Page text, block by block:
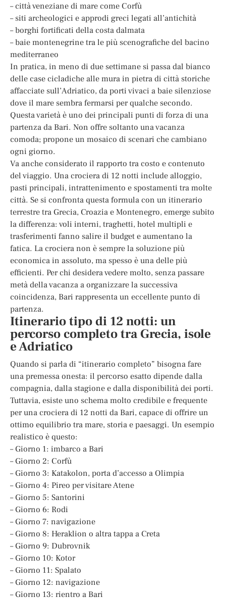
– città veneziane di mare come Corfù
– siti archeologici e approdi greci legati all’antichità
– borghi fortificati della costa dalmata
– baie montenegrine tra le più scenografiche del bacino
mediterraneo
In pratica, in meno di due settimane si passa dal bianco
delle case cicladiche alle mura in pietra di città storiche
affacciate sull’Adriatico, da porti vivaci a baie silenziose
dove il mare sembra fermarsi per qualche secondo.
Questa varietà è uno dei principali punti di forza di una
partenza da Bari. Non offre soltanto una vacanza
comoda; propone un mosaico di scenari che cambiano
ogni giorno.
Va anche considerato il rapporto tra costo e contenuto
del viaggio. Una crociera di 12 notti include alloggio,
pasti principali, intrattenimento e spostamenti tra molte
città. Se si confronta questa formula con un itinerario
terrestre tra Grecia, Croazia e Montenegro, emerge subito
la differenza: voli interni, traghetti, hotel multipli e
trasferimenti fanno salire il budget e aumentano la
fatica. La crociera non è sempre la soluzione più
economica in assoluto, ma spesso è una delle più
efficienti. Per chi desidera vedere molto, senza passare
metà della vacanza a organizzare la successiva
coincidenza, Bari rappresenta un eccellente punto di
partenza.
Itinerario tipo di 12 notti: un
percorso completo tra Grecia, isole
e Adriatico
Quando si parla di “itinerario completo” bisogna fare
una premessa onesta: il percorso esatto dipende dalla
compagnia, dalla stagione e dalla disponibilità dei porti.
Tuttavia, esiste uno schema molto credibile e frequente
per una crociera di 12 notti da Bari, capace di offrire un
ottimo equilibrio tra mare, storia e paesaggi. Un esempio
realistico è questo:
– Giorno 1: imbarco a Bari
– Giorno 2: Corfù
– Giorno 3: Katakolon, porta d’accesso a Olimpia
– Giorno 4: Pireo per visitare Atene
– Giorno 5: Santorini
– Giorno 6: Rodi
– Giorno 7: navigazione
– Giorno 8: Heraklion o altra tappa a Creta
– Giorno 9: Dubrovnik
– Giorno 10: Kotor
– Giorno 11: Spalato
– Giorno 12: navigazione
– Giorno 13: rientro a Bari